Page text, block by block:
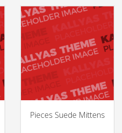
Aenean ultricies mi vitae
est. Mauris placerat
eleifend leo.
Pieces Suede Mittens